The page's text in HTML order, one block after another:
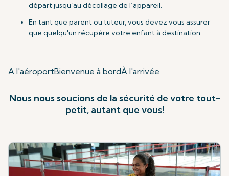
départ jusqu’au décollage de l’appareil.
En tant que parent ou tuteur, vous devez vous assurer
que quelqu'un récupère votre enfant à destination.
A l'aéroportBienvenue à bordÀ l'arrivée
Nous nous soucions de la sécurité de votre tout-
petit, autant que vous!